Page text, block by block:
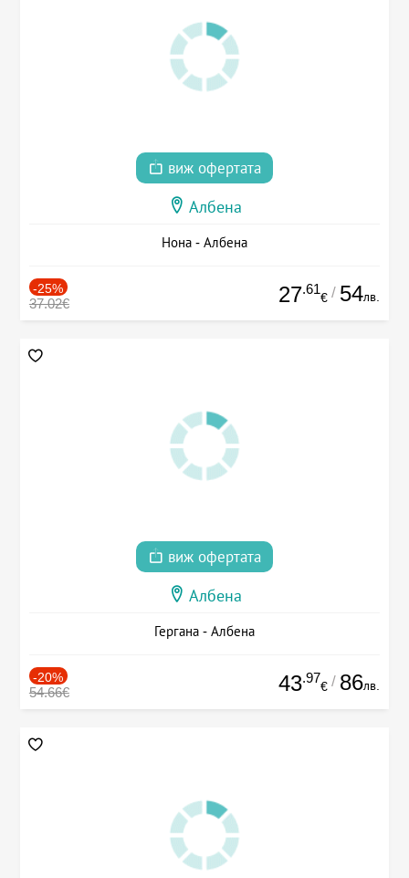
виж офертата
Албена
Нона - Албена
-25%
37.02€ 27.61
€ / 54лв.
виж офертата
Албена
Гергана - Албена
-20%
54.66€ 43.97
€ / 86лв.